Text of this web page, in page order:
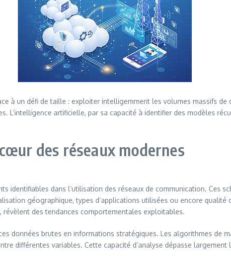
à un défi de taille : exploiter intelligemment les volumes massifs
L’intelligence artificielle, par sa capacité à identifier des modèles
des réseaux modernes
identifiables dans l’utilisation des réseaux de communication. Ces
géographique, types d’applications utilisées ou encore
des tendances comportementales exploitables.
données brutes en informations stratégiques. Les algorithmes de
différentes variables. Cette capacité d’analyse dépasse